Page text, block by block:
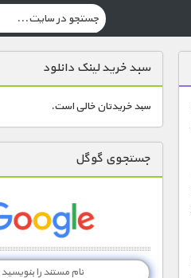
سبد خرید لینک دانلود
سبد خریدتان خالی است.
جستجوی گوگل